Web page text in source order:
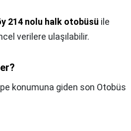
214 nolu halk otobüsü ile
verilere ulaşılabilir.
konumuna giden son Otobüs